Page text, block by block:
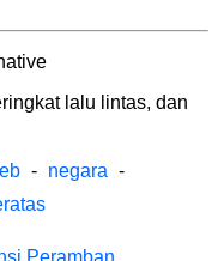
lalu lintas, dan
- negara -
Peramban